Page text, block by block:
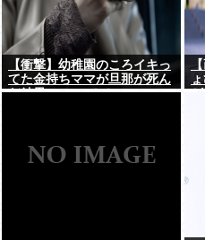
【衝撃】幼稚園のころイキっ
てた金持ちママが旦那が死ん
だ結果･････⇒！！